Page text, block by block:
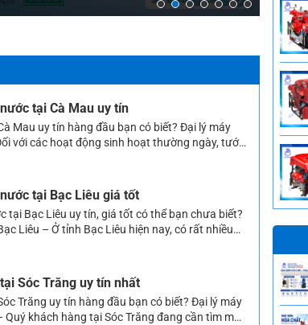
tại Cà Mau uy tín
Mau uy tín hàng đầu bạn có biết? Đại lý máy
với các hoạt động sinh hoạt thường ngày, tưới
hay cả phòng cháy chữa cháy,… thì máy bơm
[…]
tại Bạc Liêu giá tốt
tại Bạc Liêu uy tín, giá tốt có thể bạn chưa biết?
Liêu – Ở tỉnh Bạc Liêu hiện nay, có rất nhiều
nước mà quý khách hàng có thể tham khảo và
Sóc Trăng uy tín nhất
Trăng uy tín hàng đầu bạn có biết? Đại lý máy
khách hàng tại Sóc Trăng đang cần tìm mua